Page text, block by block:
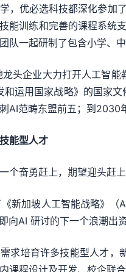
，优必选科技都深化参加
能训练和完善的课程系统
队一起研制了包含小学、
头企业大力打开人工智
运用国家战略》的国家
AI范畴东盟前五；到2030
技能型人才
个奋勇赶上，期望迎头赶
新加坡人工智能战略》
向AI 研讨的下一个浪潮出
求培育许多技能型人才，
课程设计及开发、校企联合